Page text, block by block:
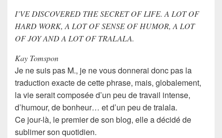
I’VE DISCOVERED THE SECRET OF LIFE. A LOT OF
HARD WORK, A LOT OF SENSE OF HUMOR, A LOT
OF JOY AND A LOT OF TRALALA.
Kay Tomspon
Je ne suis pas M., je ne vous donnerai donc pas la
traduction exacte de cette phrase, mais, globalement,
la vie serait composée d’un peu de travail intense,
d’humour, de bonheur… et d’un peu de tralala.
Ce jour-là, le premier de son blog, elle a décidé de
sublimer son quotidien.